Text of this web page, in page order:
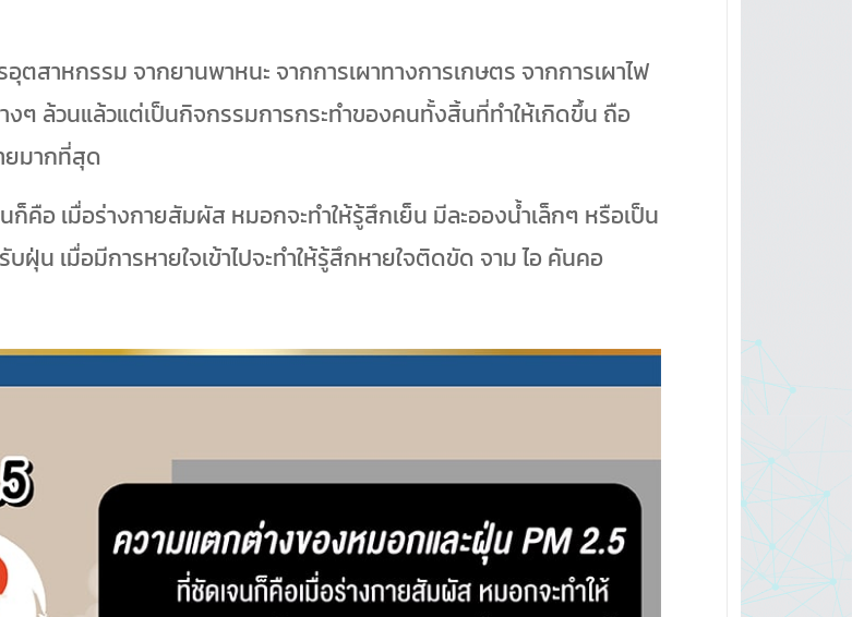
ตสาหกรรม จากยานพาหนะ จากการเผาทางการเกษตร จากการเผาไฟ
ๆ ล้วนแล้วแต่เป็นกิจกรรมการกระทำของคนทั้งสิ้นที่ทำให้เกิดขึ้น ถือ
ยมากที่สุด
คือ เมื่อร่างกายสัมผัส หมอกจะทำให้รู้สึกเย็น มีละอองน้ำเล็กๆ หรือเป็น
เมื่อมีการหายใจเข้าไปจะทำให้รู้สึกหายใจติดขัด จาม ไอ คันคอ